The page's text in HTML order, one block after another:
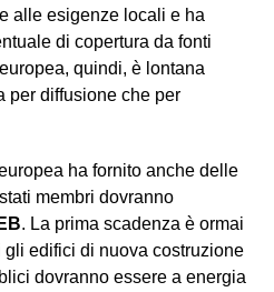
alle esigenze locali e ha
di copertura da fonti
quindi, è lontana
per diffusione che per
ha fornito anche delle
membri dovranno
. La prima scadenza è ormai
gli edifici di nuova costruzione
dovranno essere a energia